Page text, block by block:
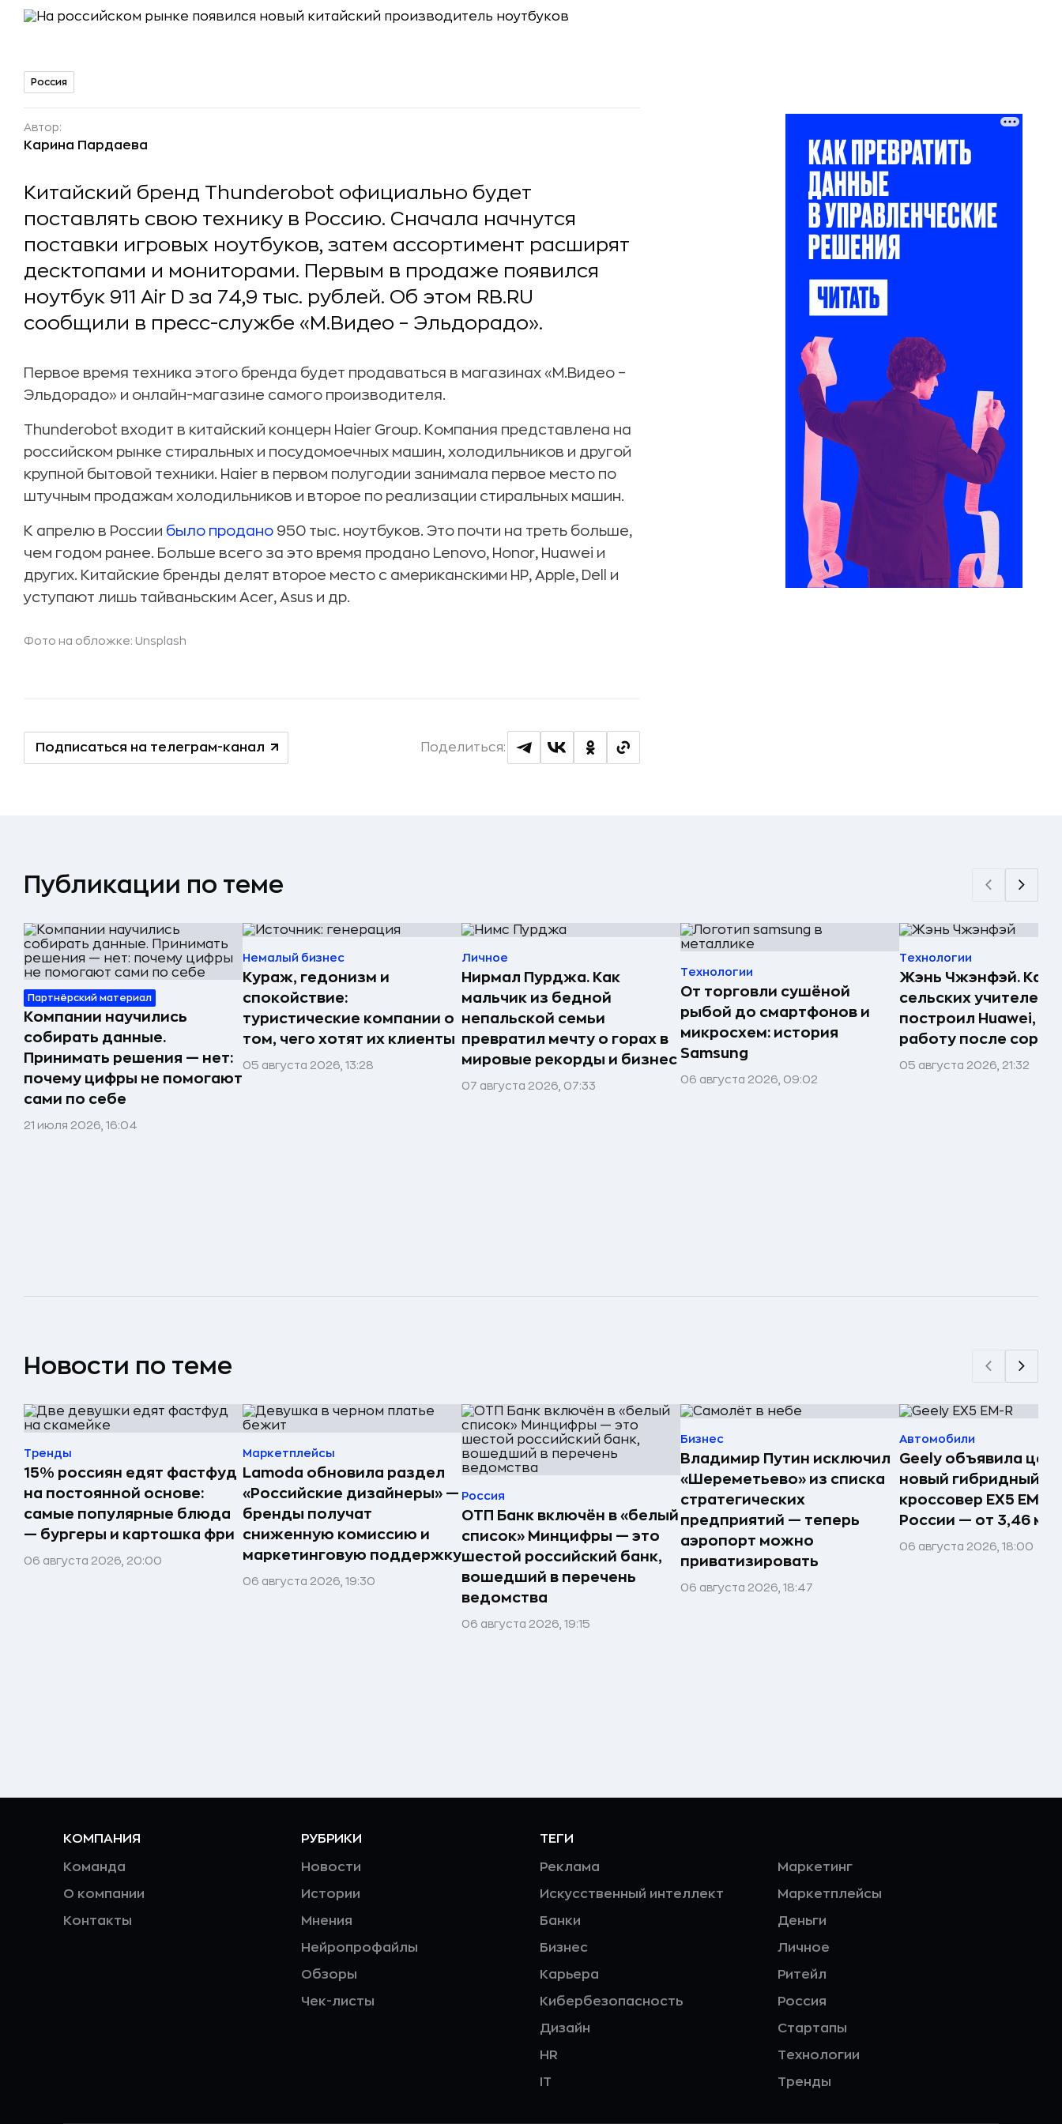
Россия
Автор:
Карина Пардаева
Китайский бренд Thunderobot официально будет
поставлять свою технику в Россию. Сначала начнутся
поставки игровых ноутбуков, затем ассортимент расширят
десктопами и мониторами. Первым в продаже появился
ноутбук 911 Air D за 74,9 тыс. рублей. Об этом RB.RU
сообщили в пресс-службе «М.Видео – Эльдорадо».
Первое время техника этого бренда будет продаваться в магазинах «М.Видео –
Эльдорадо» и онлайн-магазине самого производителя.
Thunderobot входит в китайский концерн Haier Group. Компания представлена на
российском рынке стиральных и посудомоечных машин, холодильников и другой
крупной бытовой техники. Haier в первом полугодии занимала первое место по
штучным продажам холодильников и второе по реализации стиральных машин.
К апрелю в России было продано 950 тыс. ноутбуков. Это почти на треть больше,
чем годом ранее. Больше всего за это время продано Lenovo, Honor, Huawei и
других. Китайские бренды делят второе место с американскими HP, Apple, Dell и
уступают лишь тайваньским Acer, Asus и др.
Фото на обложке: Unsplash
Подписаться на телеграм-канал Поделиться:
Публикации по теме
Партнёрский материал
Компании научились
собирать данные.
Принимать решения — нет:
почему цифры не помогают
сами по себе
21 июля 2026, 16:04
Немалый бизнес
Кураж, гедонизм и
спокойствие:
туристические компании о
том, чего хотят их клиенты
05 августа 2026, 13:28
Личное
Нирмал Пурджа. Как
мальчик из бедной
непальской семьи
превратил мечту о горах в
мировые рекорды и бизнес
07 августа 2026, 07:33
Технологии
От торговли сушёной
рыбой до смартфонов и
микросхем: история
Samsung
06 августа 2026, 09:02
Технологии
Жэнь Чжэнфэй. Как
сельских учителей
построил Huawei,
работу после
05 августа 2026, 21:32
Новости по теме
Тренды
15% россиян едят фастфуд
на постоянной основе:
самые популярные блюда
— бургеры и картошка фри
06 августа 2026, 20:00
Маркетплейсы
Lamoda обновила раздел
«Российские дизайнеры» —
бренды получат
сниженную комиссию и
маркетинговую поддержку
06 августа 2026, 19:30
Россия
ОТП Банк включён в «белый
список» Минцифры — это
шестой российский банк,
вошедший в перечень
ведомства
06 августа 2026, 19:15
Бизнес
Владимир Путин исключил
«Шереметьево» из списка
стратегических
предприятий — теперь
аэропорт можно
приватизировать
06 августа 2026, 18:47
Автомобили
Geely объявила
новый гибридный
кроссовер EX5 EM-R
России — от 3,46
06 августа 2026, 18:00
КОМПАНИЯ
Команда
О компании
Контакты
РУБРИКИ
Новости
Истории
Мнения
Нейропрофайлы
Обзоры
Чек-листы
ТЕГИ
Реклама
Искусственный интеллект
Банки
Бизнес
Карьера
Кибербезопасность
Дизайн
HR
IT
Маркетинг
Маркетплейсы
Деньги
Личное
Ритейл
Россия
Стартапы
Технологии
Тренды